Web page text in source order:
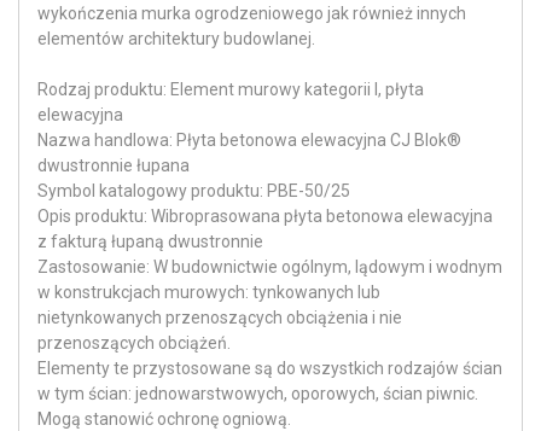
wykończenia murka ogrodzeniowego jak również innych
elementów architektury budowlanej.
Rodzaj produktu: Element murowy kategorii I, płyta
elewacyjna
Nazwa handlowa: Płyta betonowa elewacyjna CJ Blok®
dwustronnie łupana
Symbol katalogowy produktu: PBE-50/25
Opis produktu: Wibroprasowana płyta betonowa elewacyjna
z fakturą łupaną dwustronnie
Zastosowanie: W budownictwie ogólnym, lądowym i wodnym
w konstrukcjach murowych: tynkowanych lub
nietynkowanych przenoszących obciążenia i nie
przenoszących obciążeń.
Elementy te przystosowane są do wszystkich rodzajów ścian
w tym ścian: jednowarstwowych, oporowych, ścian piwnic.
Mogą stanowić ochronę ogniową.